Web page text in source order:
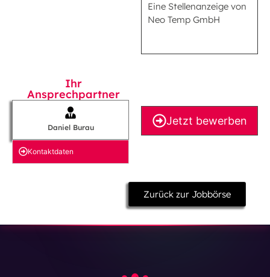
Eine Stellenanzeige von
Neo Temp GmbH
Ihr
Ansprechpartner
Daniel Burau
Kontakt­daten
Jetzt bewerben
Zurück zur Jobbörse